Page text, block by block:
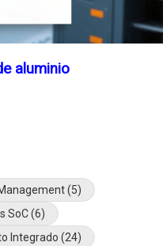
aluminio
(5)
SoC(6)
Integrado (24)